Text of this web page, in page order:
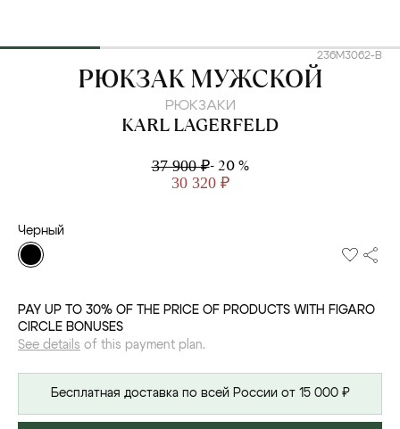
236M3062-B
KARL LAGERFELD
РЮКЗАК МУЖСКОЙ
РЮКЗАКИ
KARL LAGERFELD
37 900 ₽- 20 %
30 320 ₽
Черный
PAY UP TO 30% OF THE PRICE OF PRODUCTS WITH FIGARO
CIRCLE BONUSES
See details of this payment plan.
Бесплатная доставка по всей России от 15 000 ₽